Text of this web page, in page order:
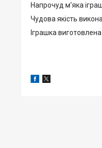
Напрочуд м'яка
Чудова якість
Іграшка виготовлена